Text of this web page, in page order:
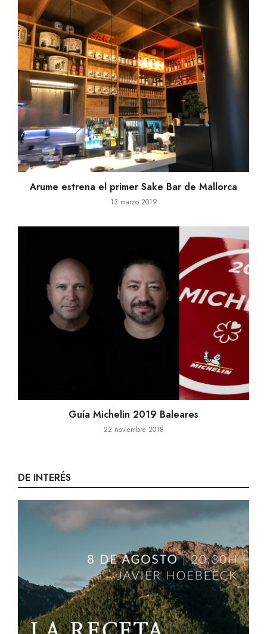
Arume estrena el primer Sake Bar de Mallorca
13 marzo 2019
Guía Michelin 2019 Baleares
22 noviembre 2018
DE INTERÉS